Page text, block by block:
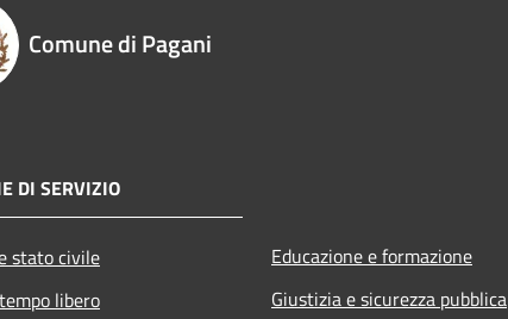
Comune di Pagani
DI SERVIZIO
stato civile
libero
Educazione e formazione
Giustizia e sicurezza pubblica